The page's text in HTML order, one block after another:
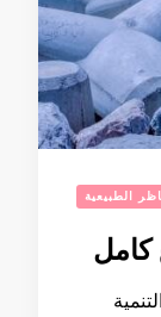
الطبيعية
كامل